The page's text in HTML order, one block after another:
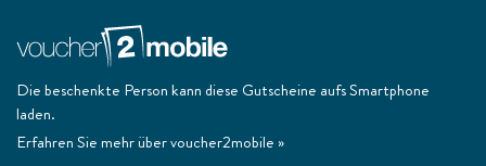
Die beschenkte Person kann diese Gutscheine aufs Smartphone
laden.
Erfahren Sie mehr über voucher2mobile »